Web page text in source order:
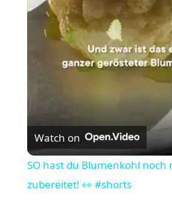
l
a
V
i
Watch on
SO hast du Blumenkohl noch
zubereitet! 👀 #shorts